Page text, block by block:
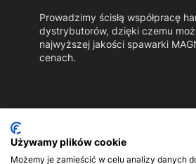
Prowadzimy ścisłą współpracę
dystrybutorów, dzięki czemu
najwyższej jakości spawarki
cenach.
Używamy plików cookie
Możemy je zamieścić w celu analizy danych